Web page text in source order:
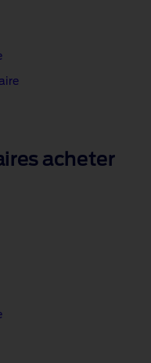
acheter